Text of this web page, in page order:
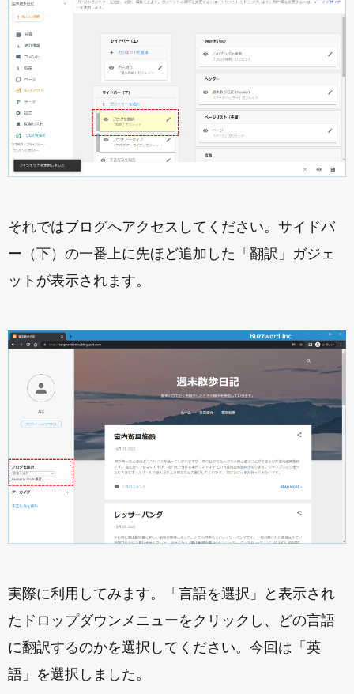
それではブログへアクセスしてください。サイドバ
ー（下）の一番上に先ほど追加した「翻訳」ガジェ
ットが表示されます。
実際に利用してみます。「言語を選択」と表示され
たドロップダウンメニューをクリックし、どの言語
に翻訳するのかを選択してください。今回は「英
語」を選択しました。